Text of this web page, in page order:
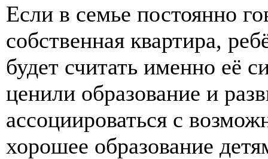
Если в семье постоянно
собственная квартира,
будет считать именно её
ценили образование и
ассоциироваться с
хорошее образование